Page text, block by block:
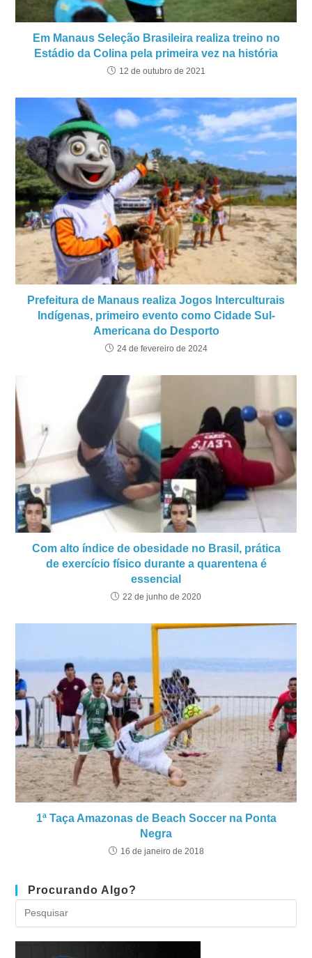
Em Manaus Seleção Brasileira realiza treino no
Estádio da Colina pela primeira vez na história
12 de outubro de 2021
Prefeitura de Manaus realiza Jogos Interculturais
Indígenas, primeiro evento como Cidade Sul-
Americana do Desporto
24 de fevereiro de 2024
Com alto índice de obesidade no Brasil, prática
de exercício físico durante a quarentena é
essencial
22 de junho de 2020
1ª Taça Amazonas de Beach Soccer na Ponta
Negra
16 de janeiro de 2018
Procurando Algo?